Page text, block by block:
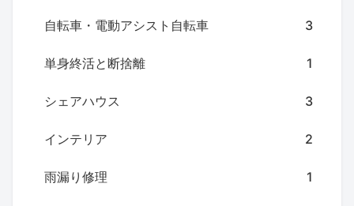
自転車・電動アシスト自転車 3
単身終活と断捨離 1
シェアハウス 3
インテリア 2
雨漏り修理 1